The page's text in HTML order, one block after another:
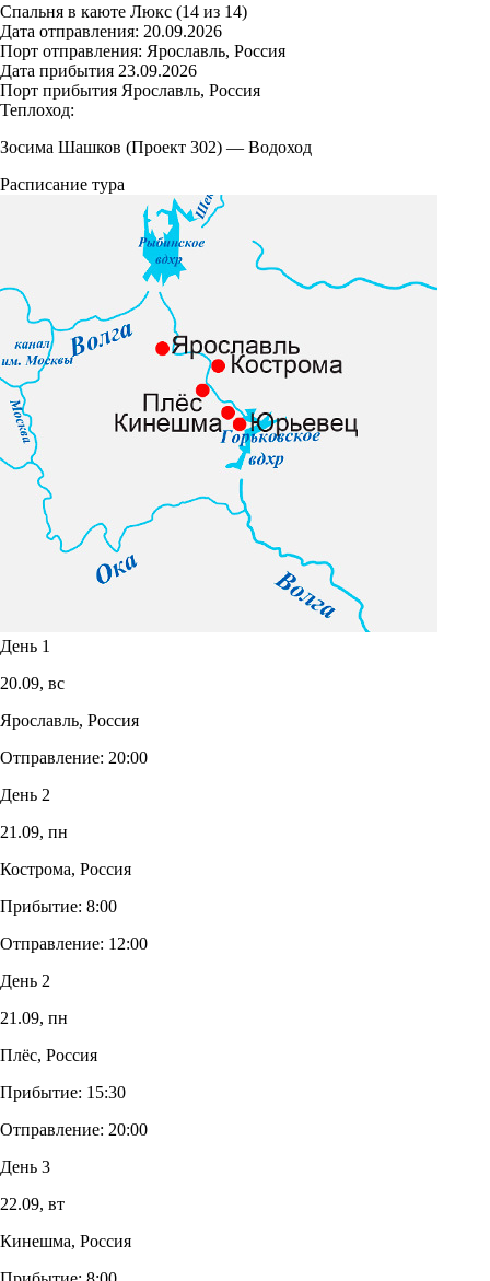
Спальня в каюте Люкс (14 из 14)
Дата отправления: 20.09.2026
Порт отправления: Ярославль, Россия
Дата прибытия 23.09.2026
Порт прибытия Ярославль, Россия
Теплоход:
Зосима Шашков (Проект 302) — Водоход
Расписание тура
День 1
20.09, вс
Ярославль, Россия
Отправление: 20:00
День 2
21.09, пн
Кострома, Россия
Прибытие: 8:00
Отправление: 12:00
День 2
21.09, пн
Плёс, Россия
Прибытие: 15:30
Отправление: 20:00
День 3
22.09, вт
Кинешма, Россия